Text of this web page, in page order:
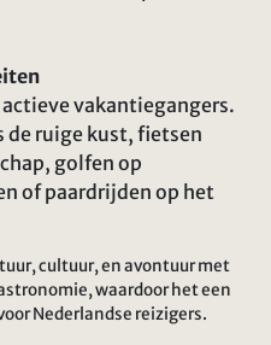
vakantiegangers.
de ruige kust, fietsen
golfen op
of paardrijden op het
cultuur, en avontuur met
waardoor het een
Nederlandse reizigers.